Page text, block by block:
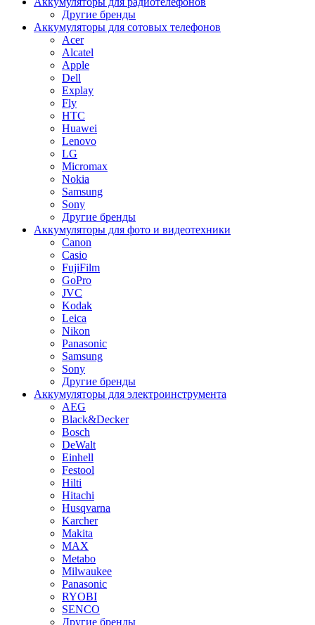
Другие бренды
Аккумуляторы для сотовых телефонов
Acer
Alcatel
Apple
Dell
Explay
Fly
HTC
Huawei
Lenovo
LG
Micromax
Nokia
Samsung
Sony
Другие бренды
Аккумуляторы для фото и видеотехники
Canon
Casio
FujiFilm
GoPro
JVC
Kodak
Leica
Nikon
Panasonic
Samsung
Sony
Другие бренды
Аккумуляторы для электроинструмента
AEG
Black&Decker
Bosch
DeWalt
Einhell
Festool
Hilti
Hitachi
Husqvarna
Karcher
Makita
MAX
Metabo
Milwaukee
Panasonic
RYOBI
SENCO
Другие бренды